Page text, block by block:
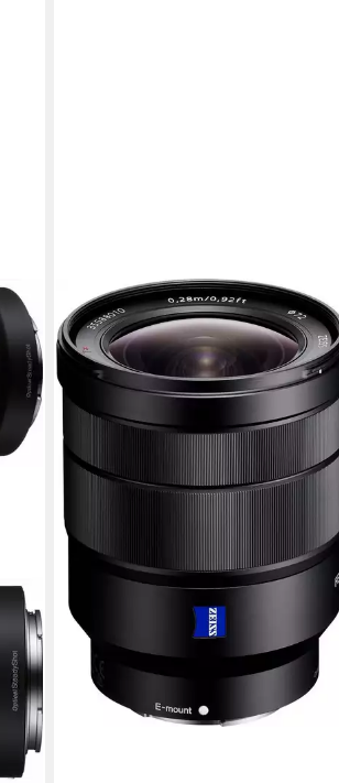
SONY
SEL-1635Z E-Mount Vollformat
Objektiv Zoomobjektiv
799,99 €
mtl. in 48 Raten
lieferbar - in 3-4 Werktagen bei dir